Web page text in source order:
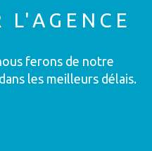
L'AGENCE
ferons de notre
les meilleurs délais.